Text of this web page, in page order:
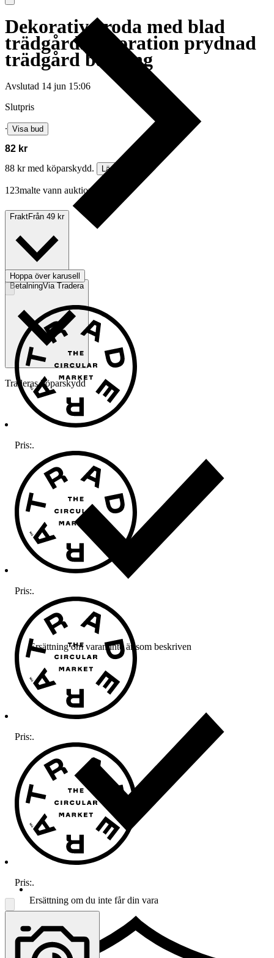
Dekorativ groda med blad
trädgårdsdekoration prydnad
trädgård balkong
Avslutad 14 jun 15:06
Slutpris
∙ Visa bud
82 kr
88 kr med köparskydd.
Läs mer
123malte vann auktionen
FraktFrån 49 kr
BetalningVia Tradera
Traderas köparskydd
Ersättning om varan inte är som beskriven
Ersättning om du inte får din vara
Hoppa över karusell
Pris:.
Pris:.
Pris:.
Pris:.